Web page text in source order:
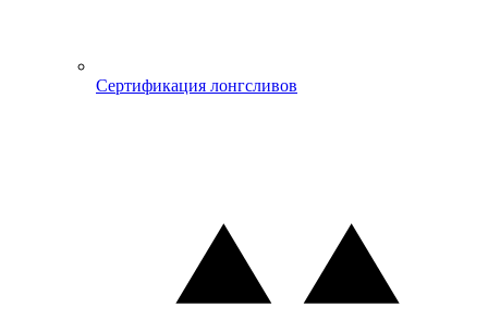
Сертификация лонгсливов